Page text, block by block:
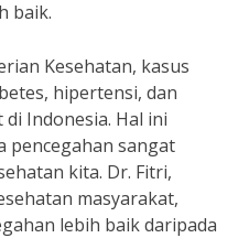
baik.
Kesehatan, kasus
hipertensi, dan
Indonesia. Hal ini
pencegahan sangat
kita. Dr. Fitri,
masyarakat,
lebih baik daripada